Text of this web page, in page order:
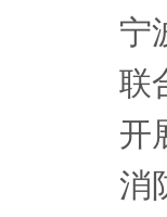
宁
联
开
消